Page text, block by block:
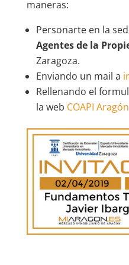
maneras:
Personarte en la
Agentes de la
Zaragoza.
Enviando un mail a
Rellenando el
la web COAPI Aragón